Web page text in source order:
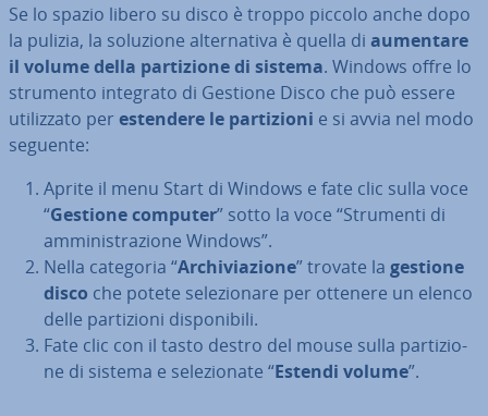
Se lo spazio libero su disco è troppo piccolo anche dopo
la pulizia, la soluzione al­ter­na­ti­va è quella di aumentare
il volume della par­ti­zio­ne di sistema. Windows offre lo
strumento integrato di Gestione Disco che può essere
uti­liz­za­to per estendere le par­ti­zio­ni e si avvia nel modo
seguente:
Aprite il menu Start di Windows e fate clic sulla voce
“Gestione computer” sotto la voce “Strumenti di
am­mi­ni­stra­zio­ne Windows”.
Nella categoria “Ar­chi­via­zio­ne” trovate la gestione
disco che potete se­le­zio­na­re per ottenere un elenco
delle par­ti­zio­ni di­spo­ni­bi­li.
Fate clic con il tasto destro del mouse sulla par­ti­zio­
ne di sistema e se­le­zio­na­te “Estendi volume”.